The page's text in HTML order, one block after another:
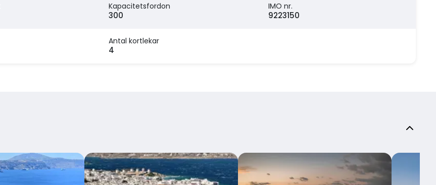
Kapacitetsfordon
300
IMO nr.
9223150
Antal kortlekar
4